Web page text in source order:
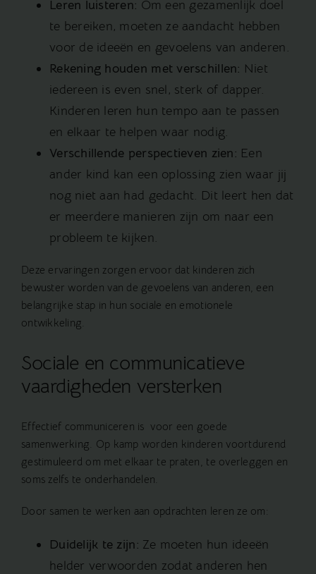
Leren luisteren: Om een gezamenlijk doel
te bereiken, moeten ze aandacht hebben
voor de ideeën en gevoelens van anderen.
Rekening houden met verschillen: Niet
iedereen is even snel, sterk of dapper.
Kinderen leren hun tempo aan te passen
en elkaar te helpen waar nodig.
Verschillende perspectieven zien: Een
ander kind kan een oplossing zien waar jij
nog niet aan had gedacht. Dit leert hen dat
er meerdere manieren zijn om naar een
probleem te kijken.
Deze ervaringen zorgen ervoor dat kinderen zich
bewuster worden van de gevoelens van anderen, een
belangrijke stap in hun sociale en emotionele
ontwikkeling.
Sociale en communicatieve
vaardigheden versterken
Effectief communiceren is voor een goede
samenwerking. Op kamp worden kinderen voortdurend
gestimuleerd om met elkaar te praten, te overleggen en
soms zelfs te onderhandelen.
Door samen te werken aan opdrachten leren ze om:
Duidelijk te zijn: Ze moeten hun ideeën
helder verwoorden zodat anderen hen